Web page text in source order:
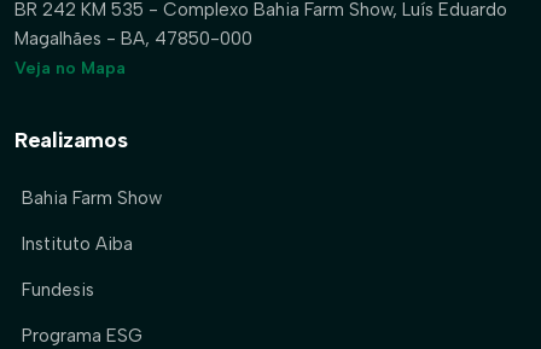
BR 242 KM 535 - Complexo Bahia Farm Show, Luís Eduardo
Magalhães - BA, 47850-000
Veja no Mapa
Realizamos
Bahia Farm Show
Instituto Aiba
Fundesis
Programa ESG